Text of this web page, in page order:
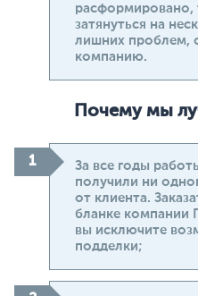
расформировано,
затянуться на
лишних проблем,
компанию.
Почему мы
За все годы
получили ни
от клиента.
бланке компании
вы исключите
подделки;